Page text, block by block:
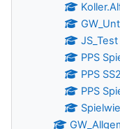
JS_Test
PPS
PPS
PPS